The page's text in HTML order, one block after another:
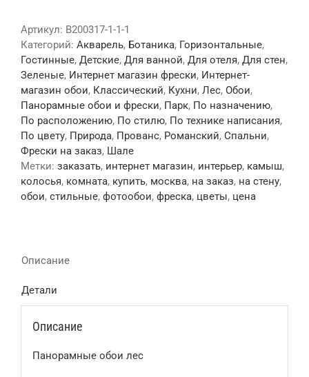
Артикул: B200317-1-1-1
Категорий: Акварель, Ботаника, Горизонтальные,
Гостинные, Детские, Для ванной, Для отеля, Для стен,
Зеленые, Интернет магазин фрески, Интернет-
магазин обои, Классический, Кухни, Лес, Обои,
Панорамные обои и фрески, Парк, По назначению,
По расположению, По стилю, По технике написания,
По цвету, Природа, Прованс, Романский, Спальни,
Фрески на заказ, Шале
Метки: заказать, интернет магазин, интерьер, камыш,
колосья, комната, купить, москва, на заказ, на стену,
обои, стильные, фотообои, фреска, цветы, цена
Описание
Детали
Описание
Панорамные обои лес